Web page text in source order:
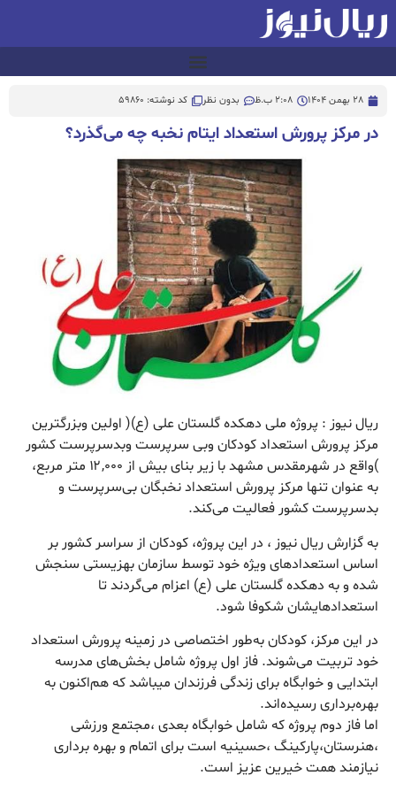
28 بهمن 1404 2:08 ب.ظ بدون نظر کد نوشته: 59860
در مرکز پرورش استعداد ایتام نخبه چه می‌گذرد؟
ریال نیوز : پروژه ملی دهکده گلستان علی (ع)( اولین وبزرگترین
مرکز پرورش استعداد کودکان وبی سرپرست وبدسرپرست کشور
)واقع در شهرمقدس مشهد با زیر بنای بیش از ۱۲,۰۰۰ متر مربع،
به عنوان تنها مرکز پرورش استعداد نخبگان بی‌سرپرست و
بدسرپرست کشور فعالیت می‌کند.
به گزارش ریال نیوز ، در این پروژه، کودکان از سراسر کشور بر
اساس استعدادهای ویژه خود توسط سازمان بهزیستی سنجش
شده و به دهکده گلستان علی (ع) اعزام می‌گردند تا
استعدادهایشان شکوفا شود.
در این مرکز، کودکان به‌طور اختصاصی در زمینه پرورش استعداد
خود تربیت می‌شوند. فاز اول پروژه شامل بخش‌های مدرسه
ابتدایی و خوابگاه برای زندگی فرزندان میباشد که هم‌اکنون به
بهره‌برداری رسیده‌اند.
اما فاز دوم پروژه که شامل خوابگاه بعدی ،مجتمع ورزشی
،هنرستان،پارکینگ ،حسینیه است برای اتمام و بهره برداری
نیازمند همت خیرین عزیز است.